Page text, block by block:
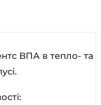
ВПА в тепло- та